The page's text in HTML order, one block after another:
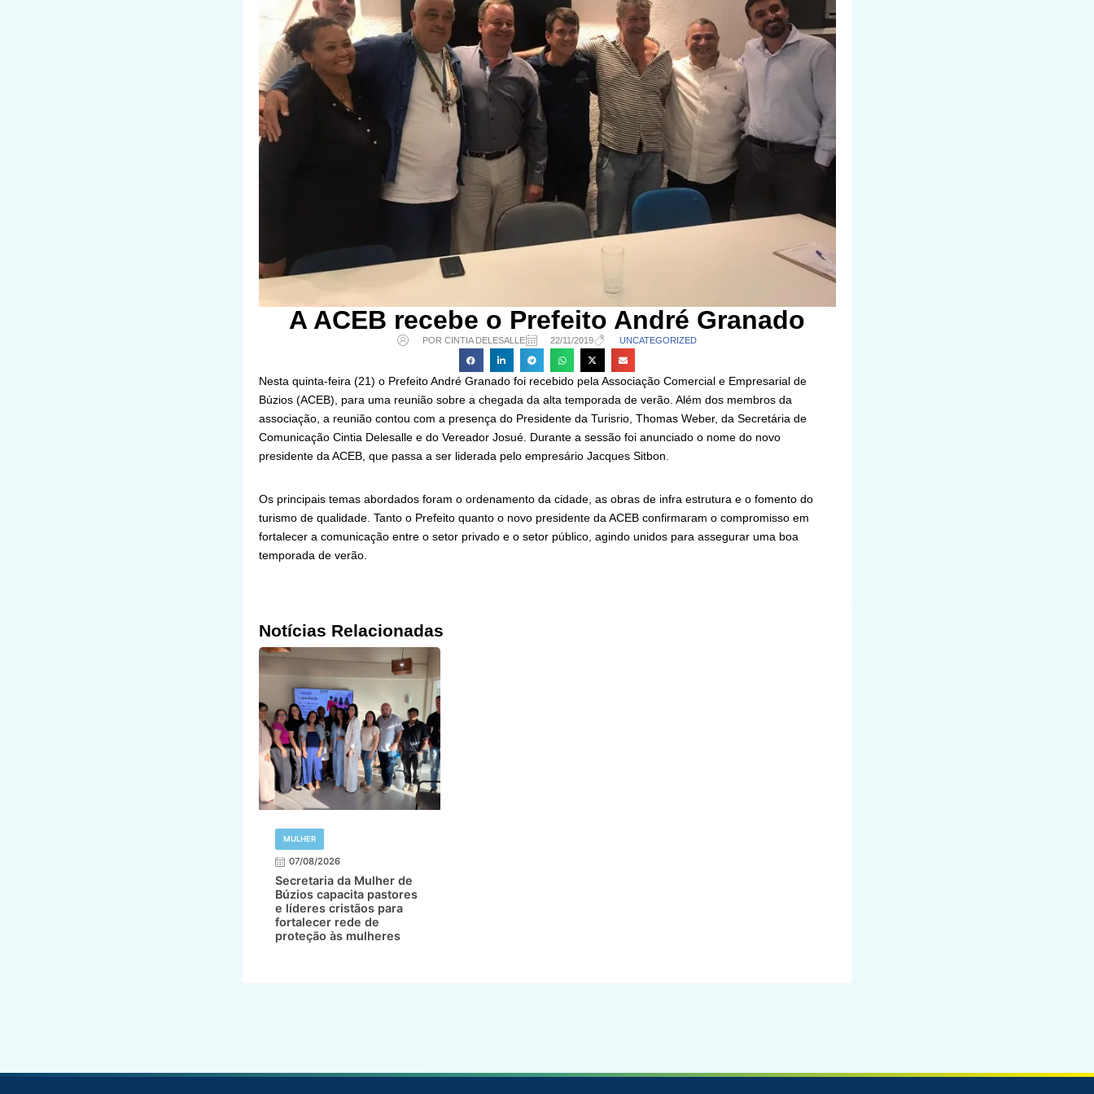
A ACEB recebe o Prefeito André Granado
POR CINTIA DELESALLE 22/11/2019 UNCATEGORIZED
Nesta quinta-feira (21) o Prefeito André Granado foi recebido pela Associação Comercial e Empresarial de
Búzios (ACEB), para uma reunião sobre a chegada da alta temporada de verão. Além dos membros da
associação, a reunião contou com a presença do Presidente da Turisrio, Thomas Weber, da Secretária de
Comunicação Cintia Delesalle e do Vereador Josué. Durante a sessão foi anunciado o nome do novo
presidente da ACEB, que passa a ser liderada pelo empresário Jacques Sitbon.
Os principais temas abordados foram o ordenamento da cidade, as obras de infra estrutura e o fomento do
turismo de qualidade. Tanto o Prefeito quanto o novo presidente da ACEB confirmaram o compromisso em
fortalecer a comunicação entre o setor privado e o setor público, agindo unidos para assegurar uma boa
temporada de verão.
Notícias Relacionadas
MULHER
07/08/2026
Secretaria da Mulher de
Búzios capacita pastores
e líderes cristãos para
fortalecer rede de
proteção às mulheres